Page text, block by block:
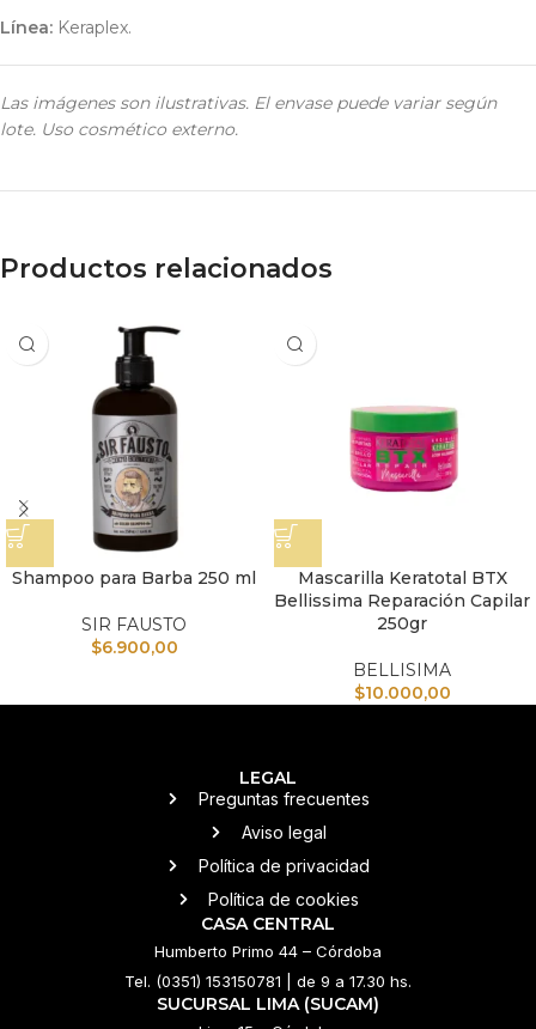
Línea: Keraplex.
Las imágenes son ilustrativas. El envase puede variar según
lote. Uso cosmético externo.
Productos relacionados
Shampoo para Barba 250 ml
SIR FAUSTO
$6.900,00
Mascarilla Keratotal BTX
Bellissima Reparación Capilar
250gr
BELLISIMA
$10.000,00
LEGAL
Preguntas frecuentes
Aviso legal
Política de privacidad
Política de cookies
CASA CENTRAL
Humberto Primo 44 – Córdoba
Tel. (0351) 153150781 | de 9 a 17.30 hs.
SUCURSAL LIMA (SUCAM)